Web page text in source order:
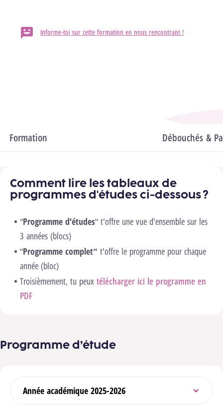
Informe-toi sur cette formation en nous rencontrant !
Formation Débouchés &
Comment lire les tableaux de
programmes d'études ci-dessous ?
"Programme d'études" t'offre une vue d'ensemble sur les
3 années (blocs)
"Programme complet" t'offre le programme pour chaque
année (bloc)
Troisièmement, tu peux télécharger ici le programme en
PDF
Programme d’étude
Sélectionner l’année académique